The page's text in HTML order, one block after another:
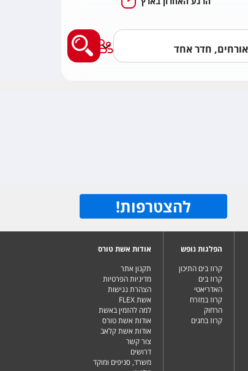
מצאו לי מלון בארץ
להצטרפות!
הפלגות נופש
קרוז בים התיכון
קרוז בים
האדריאטי
קרוז במזרח
הרחוק
קרוז בחגים
אודות אשת טורס
תקנון אתר
מדיניות הפרטיות
הצהרת נגישות
אשת FLEX
למה להזמין באשת
אודות אשת טורס
אודות אשת קלאב
צור קשר
דרושים
משרד, סניפים ומוקד